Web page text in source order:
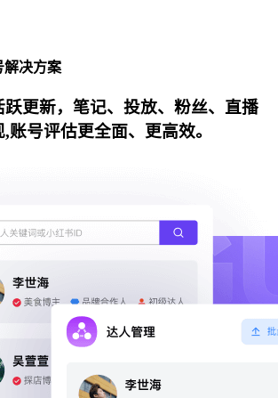
解决方案
更新，笔记、投放、粉丝、直播
账号评估更全面、更高效。